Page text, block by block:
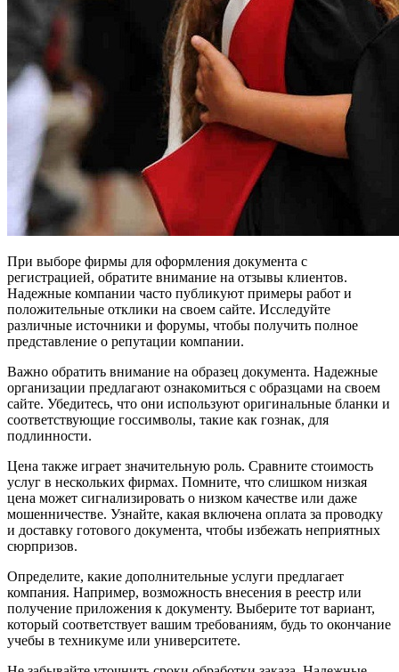
При выборе фирмы для оформления документа с
регистрацией, обратите внимание на отзывы клиентов.
Надежные компании часто публикуют примеры работ и
положительные отклики на своем сайте. Исследуйте
различные источники и форумы, чтобы получить полное
представление о репутации компании.
Важно обратить внимание на образец документа. Надежные
организации предлагают ознакомиться с образцами на своем
сайте. Убедитесь, что они используют оригинальные бланки и
соответствующие госсимволы, такие как гознак, для
подлинности.
Цена также играет значительную роль. Сравните стоимость
услуг в нескольких фирмах. Помните, что слишком низкая
цена может сигнализировать о низком качестве или даже
мошенничестве. Узнайте, какая включена оплата за проводку
и доставку готового документа, чтобы избежать неприятных
сюрпризов.
Определите, какие дополнительные услуги предлагает
компания. Например, возможность внесения в реестр или
получение приложения к документу. Выберите тот вариант,
который соответствует вашим требованиям, будь то окончание
учебы в техникуме или университете.